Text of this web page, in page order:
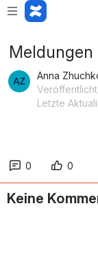
Meldungen
Anna
Letzte
0 0
Keine